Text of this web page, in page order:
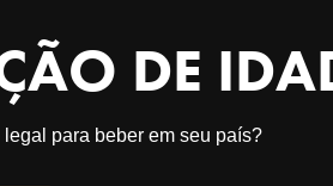
DE
para beber em seu país?